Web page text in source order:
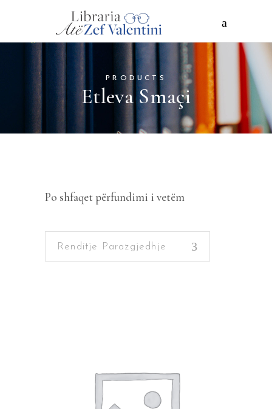
PRODUCTS
Etleva Smaçi
Po shfaqet përfundimi i vetëm
Renditje Parazgjedhje